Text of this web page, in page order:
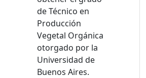
de Técnico en
Producción
Vegetal Orgánica
otorgado por la
Universidad de
Buenos Aires.